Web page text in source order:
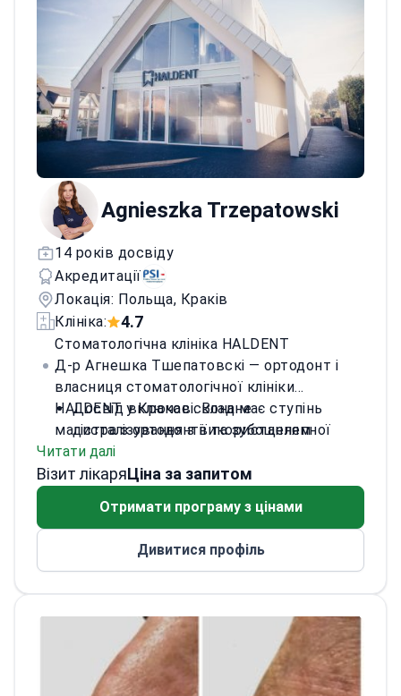
склав з дуже добрим результатом.
Проходив стажування у St Andrews Centre
for Plastic Surgery and Burns, одному з
найбільших центрів у Великій Британії. У
2020 р. захистив докторську дисертацію з
пластичної та онкологічної хірургії
молочної залози. Його робота стосувалася
використання сучасних технологій у
пластичній хірургії обличчя.
Agnieszka Trzepatowski
14 років досвіду
Акредитації
Локація: Польща, Краків
Клініка:
4.7
Стоматологічна клініка HALDENT
Д-р Агнешка Тшепатовскі — ортодонт і
власниця стоматологічної клініки
HALDENT у Кракові. Вона має ступінь
магістра з ортодонтії та зубощелепної
ортопедії. Д-р Тшепатовскі
спеціалізується на прозорих елайнерах,
тимчасових ортодонтичних імплантатах
Досвід включає складне
дисталізування з використанням
методів скелетної опори.
Заснувала HALDENT ACADEMY для
фізіотерапевтів.
ортодонтичною лабораторією для
товариства та Окружної медичної
палати в Кракові.
Читати далі
Візит лікаряЦіна за запитом
Отримати програму з цінами
Дивитися профіль